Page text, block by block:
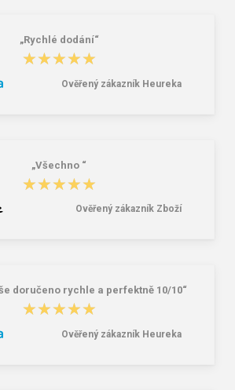
48,30 Kč
„Rychlé dodání“
★★★★★
★★★★★
Ověřený zákazník Heureka
„Všechno “
★★★★★
★★★★★
Ověřený zákazník Zboží
doručeno rychle a perfektně 10/10“
★★★★★
★★★★★
Ověřený zákazník Heureka